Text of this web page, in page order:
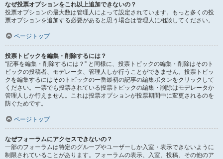
なぜ投票オプションをこれ以上追加できないの？
投票オプションの最大数は管理人によって設定されています。もっと多くの投
票オプションを追加する必要があると思う場合は管理人に相談してください。
ページトップ
投票トピックを編集・削除するには？
“記事を編集・削除するには？” と同様に、投票トピックの編集・削除はそのト
ピックの投稿者、モデレータ、管理人しか行うことができません。投票トピッ
クを編集するにはそのトピックの一番最初の記事の編集ボタンをクリックして
ください。一票でも投票されている投票トピックの編集・削除はモデレータか
管理人しか行えません。これは投票オプションが投票期間中に変更されるのを
防ぐためです。
ページトップ
なぜフォーラムにアクセスできないの？
一部のフォーラムは特定のグループやユーザーしか入室・表示できないように
制限されていることがあります。フォーラムの表示、入室、投稿、その他のア